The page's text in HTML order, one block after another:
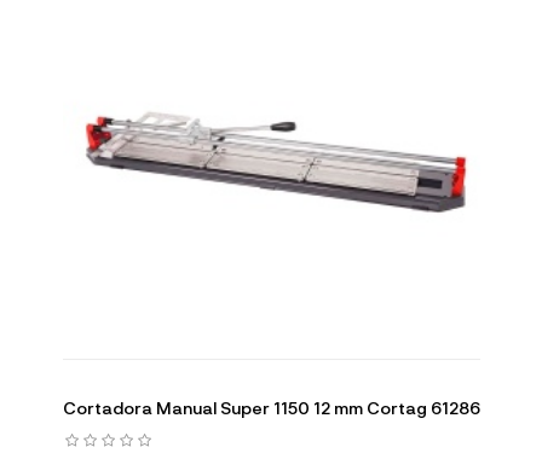
Cortadora Manual Super 1150 12 mm Cortag 61286